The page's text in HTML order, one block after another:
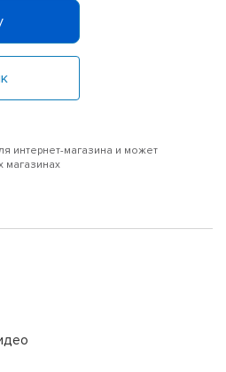
интернет-магазина и может
магазинах